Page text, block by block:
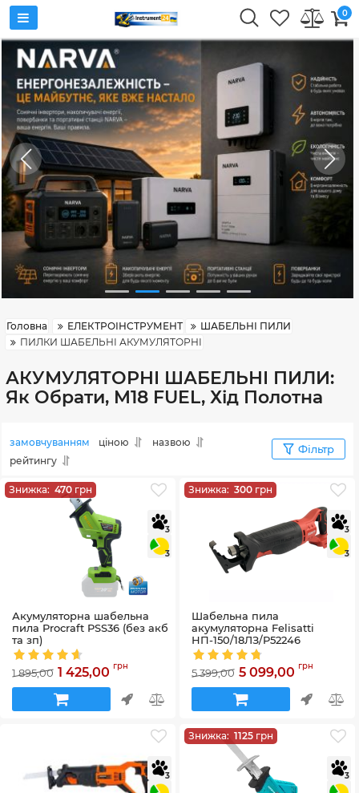
0
Головна ЕЛЕКТРОІНСТРУМЕНТ
ШАБЕЛЬНІ ПИЛИ
ПИЛКИ ШАБЕЛЬНІ АКУМУЛЯТОРНІ
АКУМУЛЯТОРНІ ШАБЕЛЬНІ ПИЛИ:
Як Обрати, M18 FUEL, Хід Полотна
замовчуванням ціною
назвою
рейтингу
Фільтр
Знижка: 470 грн
3
3
Акумуляторна шабельна
пила Procraft PSS36 (без акб
та зп)
Артикул:PSS36
1 895,00 1 425,00 грн
Знижка: 300 грн
3
3
Шабельна пила
акумуляторна Felisatti
НП-150/18ЛЗ/P52246
Артикул:P52246
5 399,00 5 099,00 грн
3
Знижка: 1125 грн
3